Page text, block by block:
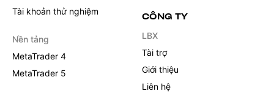
Tài khoản thử nghiệm
Nền tảng
MetaTrader 4
MetaTrader 5
CÔNG TY
LBX
Tài trợ
Giới thiệu
Liên hệ